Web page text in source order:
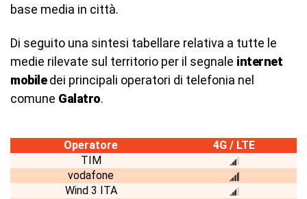
base media in città.
Di seguito una sintesi tabellare relativa a tutte le
medie rilevate sul territorio per il segnale internet
mobiledei principali operatori di telefonia nel
comune Galatro.
Operatore
4G / LTE
TIM
vodafone
Wind 3 ITA